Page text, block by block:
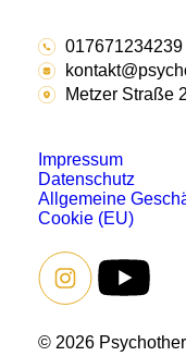
017671234239
Metzer Straße
Impressum
Datenschutz
Allgemeine
Cookie (EU)
© 2026